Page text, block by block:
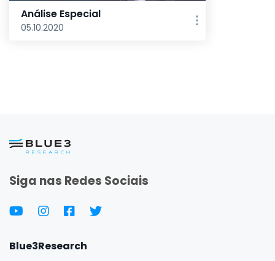
Análise Especial
05.10.2020
Siga nas Redes Sociais
Blue3Research